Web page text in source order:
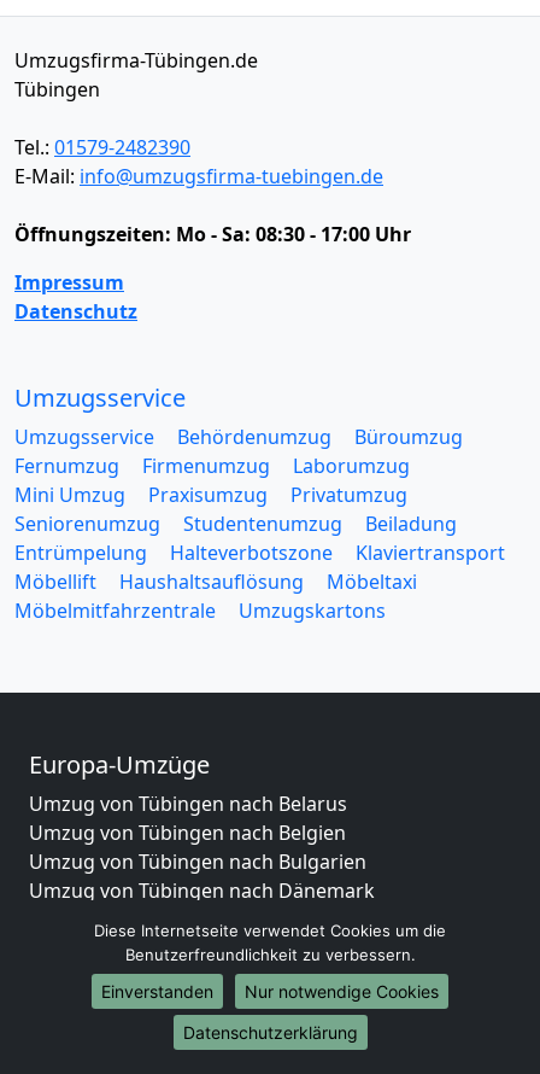
Umzugsfirma-Tübingen.de
Tübingen
Tel.: 01579-2482390
E-Mail: info@umzugsfirma-tuebingen.de
Öffnungszeiten: Mo - Sa: 08:30 - 17:00 Uhr
Impressum
Datenschutz
Umzugsservice
Umzugsservice Behördenumzug
Büroumzug
Fernumzug
Firmenumzug
Laborumzug
Mini Umzug
Praxisumzug
Privatumzug
Seniorenumzug
Studentenumzug
Beiladung
Entrümpelung
Halteverbotszone
Klaviertransport
Möbellift
Haushaltsauflösung
Möbeltaxi
Möbelmitfahrzentrale
Umzugskartons
Europa-Umzüge
Umzug von Tübingen nach Belarus
Umzug von Tübingen nach Belgien
Umzug von Tübingen nach Bulgarien
Umzug von Tübingen nach Dänemark
Umzug von Tübingen nach England
Umzug von Tübingen nach Portugal
Umzug von Tübingen nach Bosnien
und Herzegowina
Umzug von Tübingen nach Irland
Diese Internetseite verwendet Cookies um die
Benutzerfreundlichkeit zu verbessern.
Einverstanden
Nur notwendige Cookies
Datenschutzerklärung